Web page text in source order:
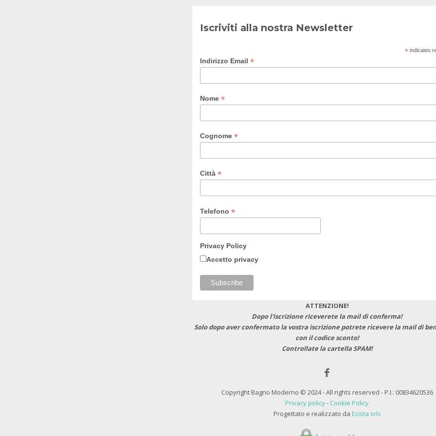
Iscriviti alla nostra Newsletter
*indicates
Indirizzo Email*
Nome*
Cognome*
Città*
Telefono*
Privacy Policy
Accetto privacy
ATTENZIONE!
Dopo l'iscrizione riceverete la mail di conferma!
Solo dopo aver confermato la vostra iscrizione potrete ricevere la mail di
con il codice sconto!
Controllate la cartella SPAM!
Copyright Bagno Moderno © 2024 - All rights reserved - P.I.: 00834620536
Privacy policy- Cookie Policy
Progettato e realizzato da Ecista srls